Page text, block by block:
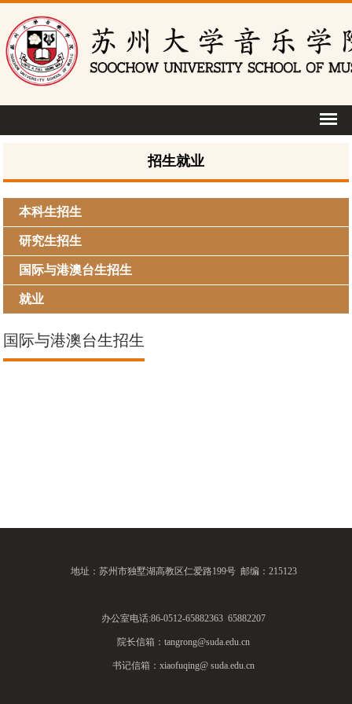
招生就业
本科生招生
研究生招生
国际与港澳台生招生
就业
国际与港澳台生招生
地址：苏州市独墅湖高教区仁爱路199号 邮编：215123
办公室电话:86-0512-65882363 65882207
院长信箱：tangrong@suda.edu.cn
书记信箱：xiaofuqing@ suda.edu.cn